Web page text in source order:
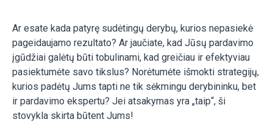
Ar esate kada patyrę sudėtingų derybų, kurios nepasiekė
pageidaujamo rezultato? Ar jaučiate, kad Jūsų pardavimo
įgūdžiai galėtų būti tobulinami, kad greičiau ir efektyviau
pasiektumėte savo tikslus? Norėtumėte išmokti strategijų,
kurios padėtų Jums tapti ne tik sėkmingu derybininku, bet
ir pardavimo ekspertu? Jei atsakymas yra „taip“, ši
stovykla skirta būtent Jums!